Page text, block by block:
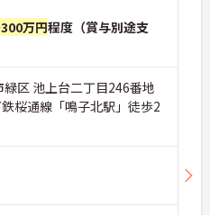
万円程度（賞与別途支
緑区 池上台二丁目246番地
桜通線「鳴子北駅」徒歩2